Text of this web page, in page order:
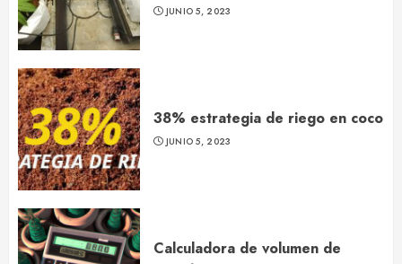
JUNIO 5, 2023
38% estrategia de riego en coco
JUNIO 5, 2023
Calculadora de volumen de